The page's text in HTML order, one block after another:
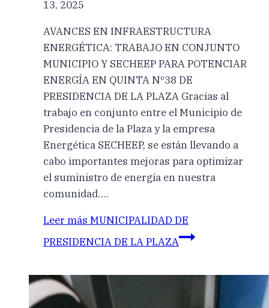
13, 2025
AVANCES EN INFRAESTRUCTURA
ENERGÉTICA: TRABAJO EN CONJUNTO
MUNICIPIO Y SECHEEP PARA POTENCIAR
ENERGÍA EN QUINTA Nº38 DE
PRESIDENCIA DE LA PLAZA Gracias al
trabajo en conjunto entre el Municipio de
Presidencia de la Plaza y la empresa
Energética SECHEEP, se están llevando a
cabo importantes mejoras para optimizar
el suministro de energía en nuestra
comunidad….
Leer más MUNICIPALIDAD DE
PRESIDENCIA DE LA PLAZA